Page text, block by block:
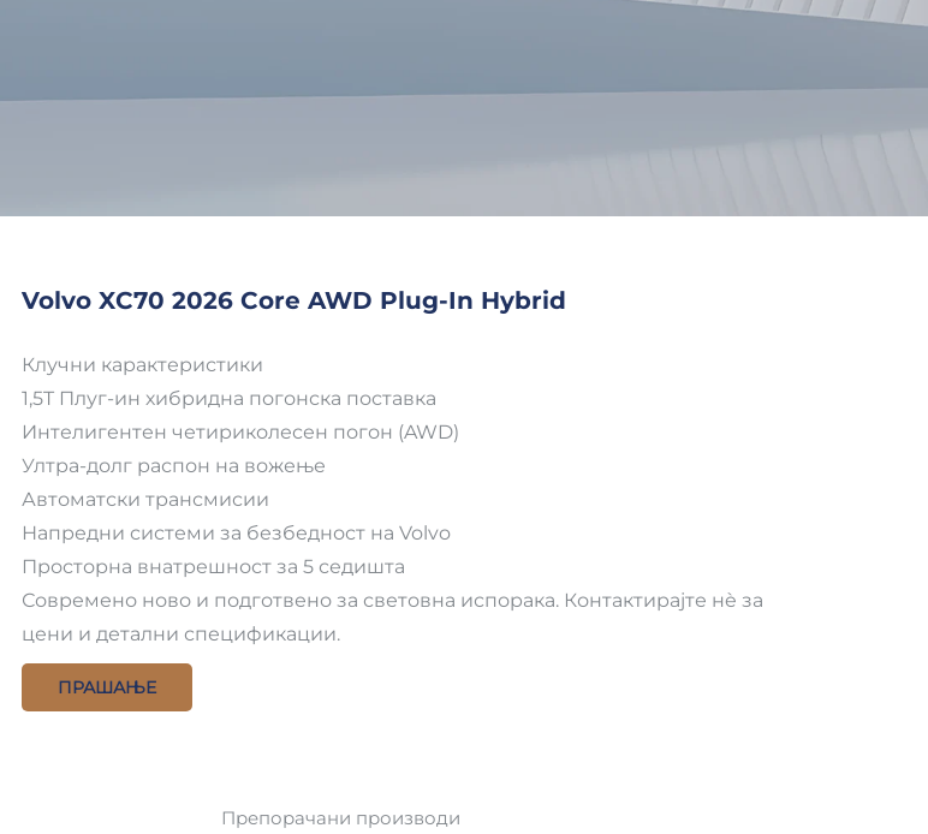
Volvo XC70 2026 Core AWD Plug-In Hybrid
Клучни карактеристики
1,5T Плуг-ин хибридна погонска поставкa
Интелигентен четириколесен погон (AWD)
Ултра-долг распон на вожење
Автоматски трансмисии
Напредни системи за безбедност на Volvo
Просторна внатрешност за 5 седишта
Современо ново и подготвено за световна испорака. Контактирајте нè за
цени и детални спецификации.
ПРАШАЊЕ
Препорачани производи